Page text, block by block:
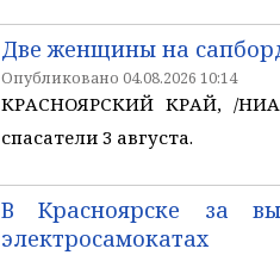
Две женщины на
Опубликовано 04.08.2026 10:14
КРАСНОЯРСКИЙ КРАЙ, /НИА-
спасатели 3 августа.
В Красноярске за
электросамокатах